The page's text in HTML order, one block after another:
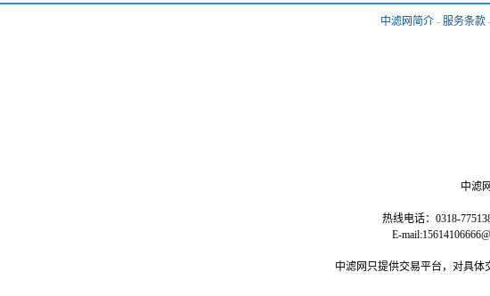
中滤网简介 - 服务条款
中滤
热线电话：0318-
E-
中滤网只提供交易平台，对具体